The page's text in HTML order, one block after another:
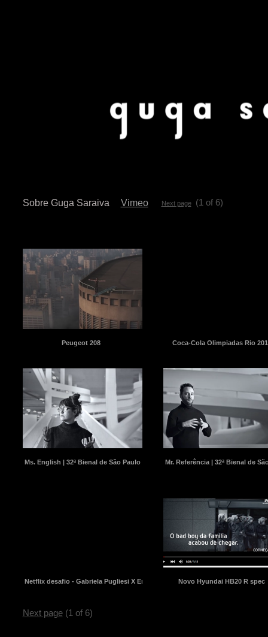
Sobre Guga Saraiva Vimeo Next page (1 of 6)
Peugeot 208 Coca-Cola Olimpiadas Rio
Ms. English | 32ª Bienal de São Paulo Mr. Referência | 32ª Bienal de
Netflix desafio - Gabriela Pugliesi X Erasmo VianaNovo Hyundai HB20 R spec
Next page (1 of 6)